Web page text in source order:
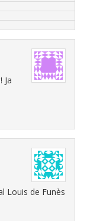
Ja
Louis de Funès